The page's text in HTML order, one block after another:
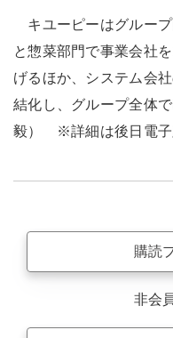
キユーピーはグルー
と惣菜部門で事業会社
げるほか、システム会
結化し、グループ全体
毅） ※詳細は後日電子
購読
非会